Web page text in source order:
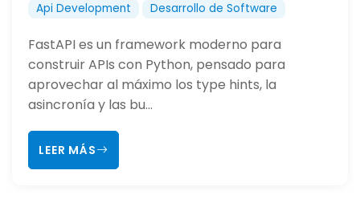
Api Development Desarrollo de Software
FastAPI es un framework moderno para
construir APIs con Python, pensado para
aprovechar al máximo los type hints, la
asincronía y las bu...
LEER MÁS